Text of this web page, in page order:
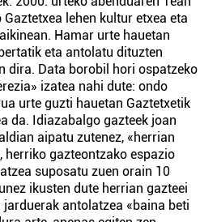
lehen kultur etxea eta
Hamar urte hauetan
eta antolatu dituzten
dira. Data borobil hori ospatzeko
izatea nahi dute: ondo
urte guzti hauetan Gaztetxetik
da. Idiazabalgo gazteek joan
aipatu zutenez, «herrian
herriko gazteontzako espazio
suposatu zuen orain 10
ikusten dute herrian gazteei
antolatzea «baina beti